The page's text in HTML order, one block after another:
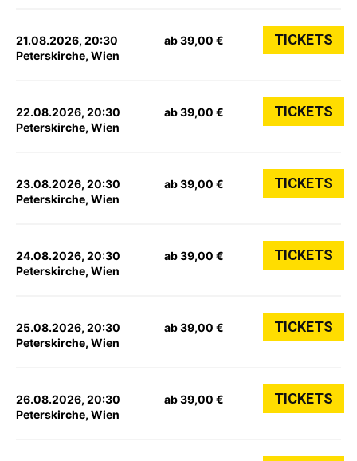
21.08.2026, 20:30
Peterskirche, Wien
ab 39,00 € TICKETS
22.08.2026, 20:30
Peterskirche, Wien
ab 39,00 € TICKETS
23.08.2026, 20:30
Peterskirche, Wien
ab 39,00 € TICKETS
24.08.2026, 20:30
Peterskirche, Wien
ab 39,00 € TICKETS
25.08.2026, 20:30
Peterskirche, Wien
ab 39,00 € TICKETS
26.08.2026, 20:30
Peterskirche, Wien
ab 39,00 € TICKETS